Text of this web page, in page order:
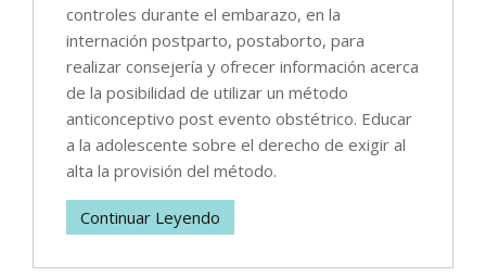
controles durante el embarazo, en la
internación postparto, postaborto, para
realizar consejería y ofrecer información acerca
de la posibilidad de utilizar un método
anticonceptivo post evento obstétrico. Educar
a la adolescente sobre el derecho de exigir al
alta la provisión del método.
Continuar Leyendo